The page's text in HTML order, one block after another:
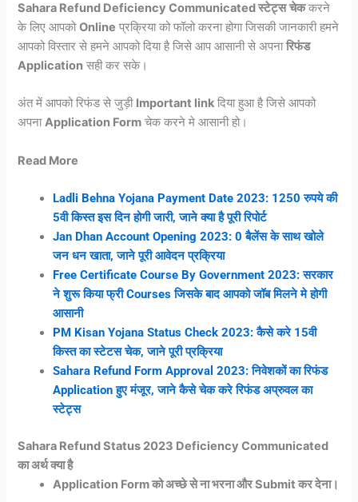
Sahara Refund Deficiency Communicated स्टेट्स चेककरने
के लिए आपकोOnline प्रक्रिया को फॉलो करना होगा जिसकी जानकारी हमने
आपको विस्तार से हमने आपको दिया है जिसे आप आसानी से अपनारिफंड
Application सही कर सके।
अंत में आपको रिफंड से जुड़ी Important link दिया हुआ है जिसे आपको
अपनाApplication Form चेक करने मे आसानी हो।
Read More
Ladli Behna Yojana Payment Date 2023: 1250 रुपये की
5वी किस्त इस दिन होगी जारी, जाने क्या है पूरी रिपोर्ट
Jan Dhan Account Opening 2023: 0 बैलेंस के साथ खोले
जन धन खाता, जाने पूरी आवेदन प्रक्रिया
Free Certificate Course By Government 2023: सरकार
ने शुरू किया फ्री Courses जिसके बाद आपको जॉब मिलने मे होगी
आसानी
PM Kisan Yojana Status Check 2023: कैसे करे 15वी
किस्त का स्टेटस चेक, जाने पूरी प्रक्रिया
Sahara Refund Form Approval 2023: निवेशकों का रिफंड
Application हुए मंजूर, जाने कैसे चेक करे रिफंड अप्रुवल का
स्टेट्स
Sahara Refund Status 2023 Deficiency Communicated
का अर्थ क्या है
Application Form को अच्छे से ना भरना और Submit कर देना।